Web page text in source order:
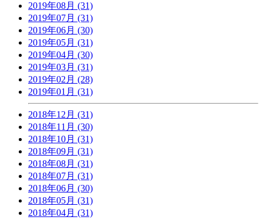
2019年08月 (31)
2019年07月 (31)
2019年06月 (30)
2019年05月 (31)
2019年04月 (30)
2019年03月 (31)
2019年02月 (28)
2019年01月 (31)
2018年12月 (31)
2018年11月 (30)
2018年10月 (31)
2018年09月 (31)
2018年08月 (31)
2018年07月 (31)
2018年06月 (30)
2018年05月 (31)
2018年04月 (31)